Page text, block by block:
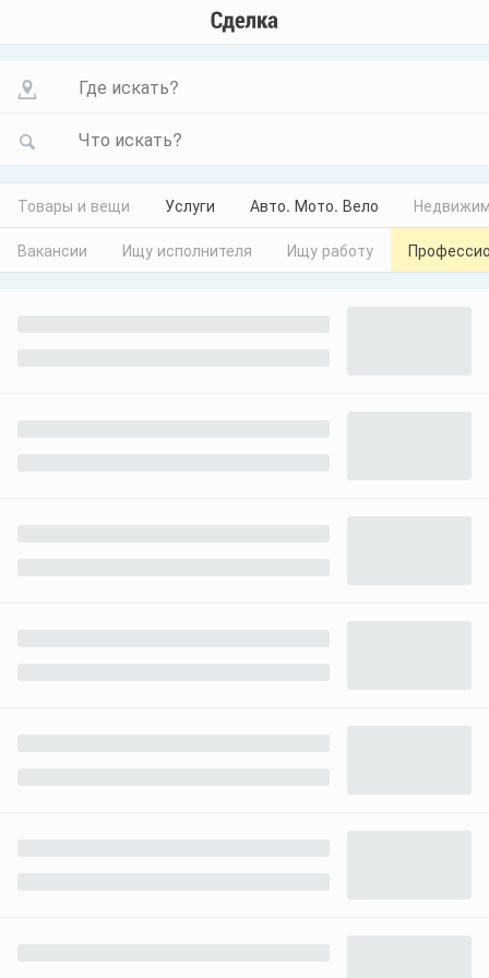
Где искать?
Что искать?
Товары и вещи Услуги Авто. Мото. Вело
Вакансии Ищу исполнителя Ищу работу